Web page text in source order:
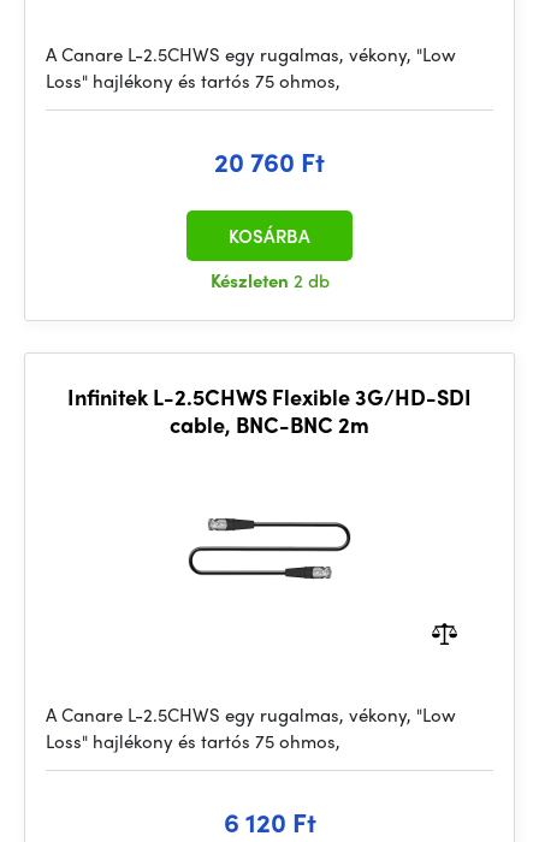
A Canare L-2.5CHWS egy rugalmas, vékony, "Low
Loss" hajlékony és tartós 75 ohmos,
20 760 Ft
Készleten 2 db
KOSÁRBA
Infinitek L-2.5CHWS Flexible 3G/HD-SDI
cable, BNC-BNC 2m
A Canare L-2.5CHWS egy rugalmas, vékony, "Low
Loss" hajlékony és tartós 75 ohmos,
6 120 Ft